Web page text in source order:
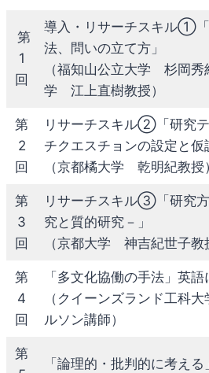
第
1
回
導入・リサーチスキル①
法、問いの立て方」
（福知山公立大学 杉岡秀
学 江上直樹教授）
第
2
回
リサーチスキル②「研究
チクエスチョンの設定と仮
（京都橘大学 乾明紀教授）
第
3
回
リサーチスキル③「研究
究と質的研究－」
（京都大学 神吉紀世子教
第
4
回
「多文化協働の手法」英
（クイーンズランド工科
ルソン講師）
第
「論理的・批判的に考える」